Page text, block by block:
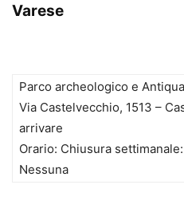
Varese
Parco archeologico e
Via Castelvecchio, 1513 –
arrivare
Orario: Chiusura
Nessuna